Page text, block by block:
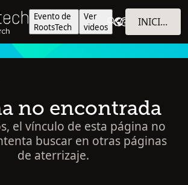
Evento de
RootsTech
Ver
videos
INICIAR SESIÓN
no encontrada
el vínculo de esta página no
buscar en otras páginas
de aterrizaje.